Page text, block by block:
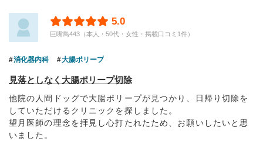
5.0
巨嘴鳥443（本人・50代・女性・掲載口コミ1件）
消化器内科 大腸ポリープ
見落としなく大腸ポリープ切除
他院の人間ドッグで大腸ポリープが見つかり、日帰り切除を
していただけるクリニックを探しました。
望月医師の理念を拝見し心打たれたため、お願いしたいと思
いました。